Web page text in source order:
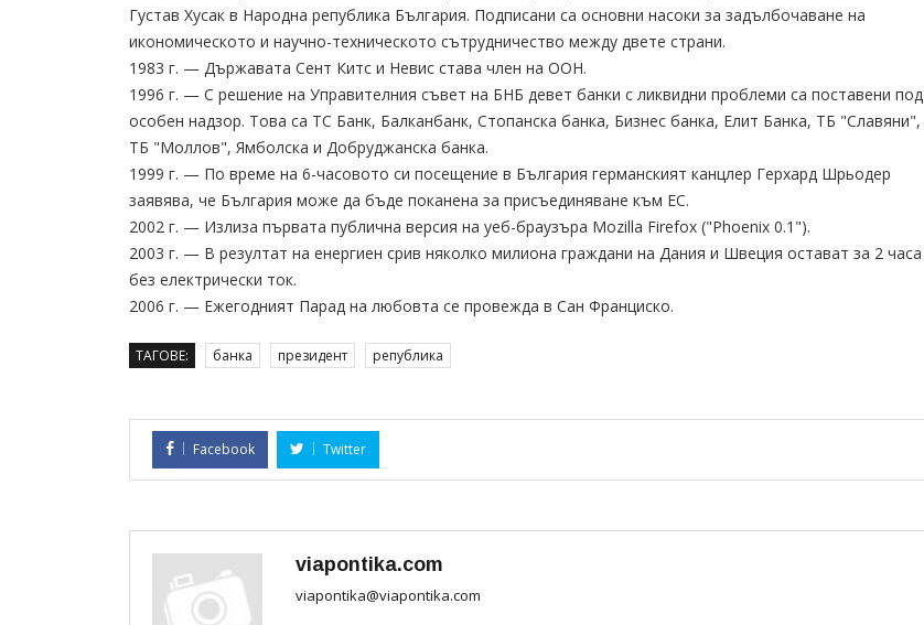
Густав Хусак в Народна република България. Подписани са основни насоки за задълбочаване на
икономическото и научно-техническото сътрудничество между двете страни.
1983 г. — Държавата Сент Китс и Невис става член на ООН.
1996 г. — С решение на Управителния съвет на БНБ девет банки с ликвидни проблеми са поставени под
особен надзор. Това са ТС Банк, Балканбанк, Стопанска банка, Бизнес банка, Елит Банка, ТБ "Славяни",
ТБ "Моллов", Ямболска и Добруджанска банка.
1999 г. — По време на 6-часовото си посещение в България германският канцлер Герхард Шрьодер
заявява, че България може да бъде поканена за присъединяване към ЕС.
2002 г. — Излиза първата публична версия на уеб-браузъра Mozilla Firefox ("Phoenix 0.1").
2003 г. — В резултат на енергиен срив няколко милиона граждани на Дания и Швеция остават за 2 часа
без електрически ток.
2006 г. — Ежегодният Парад на любовта се провежда в Сан Франциско.
ТАГОВЕ: банка президент република
Facebook Twitter
viapontika.com
viapontika@viapontika.com